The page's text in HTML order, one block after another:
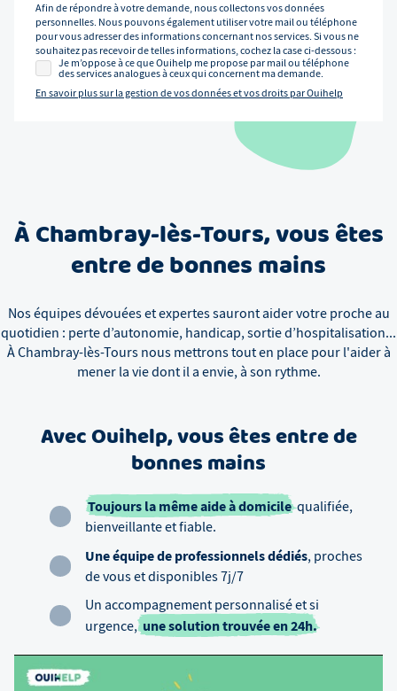
Afin de répondre à votre demande, nous collectons vos données
personnelles. Nous pouvons également utiliser votre mail ou téléphone
pour vous adresser des informations concernant nos services. Si vous ne
souhaitez pas recevoir de telles informations, cochez la case ci-dessous :
Je m’oppose à ce que Ouihelp me propose par mail ou téléphone
des services analogues à ceux qui concernent ma demande.
En savoir plus sur la gestion de vos données et vos droits par Ouihelp
ÀChambray-lès-Tours, vous êtes
entre de bonnes mains
Nos équipes dévouées et expertes sauront aider votre proche au
quotidien : perte d’autonomie, handicap, sortie d’hospitalisation...
ÀChambray-lès-Toursnous mettrons tout en place pour l'aider à
mener la vie dont il a envie, à son rythme.
Avec Ouihelp, vous êtes entre de
bonnes mains
Toujours la même aide à domicilequalifiée,
bienveillante et fiable.
Une équipe de professionnels dédiés, proches
de vous et disponibles 7j/7
Un accompagnement personnalisé et si
urgence,une solution trouvée en 24h.